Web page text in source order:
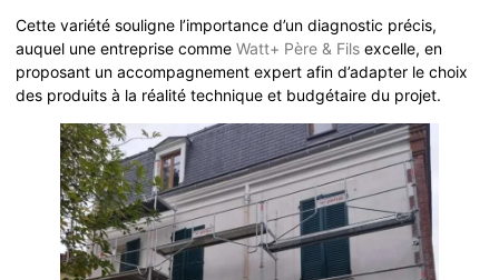
Cette variété souligne l’importance d’un diagnostic précis,
auquel une entreprise comme Watt+ Père & Fils excelle, en
proposant un accompagnement expert afin d’adapter le choix
des produits à la réalité technique et budgétaire du projet.